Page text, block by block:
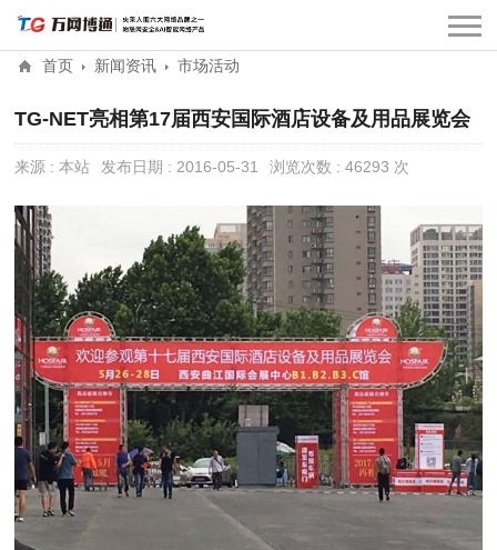
首页 新闻资讯 市场活动
TG-NET亮相第17届西安国际酒店设备及用品展览会
来源 : 本站 发布日期 : 2016-05-31 浏览次数 : 46293 次